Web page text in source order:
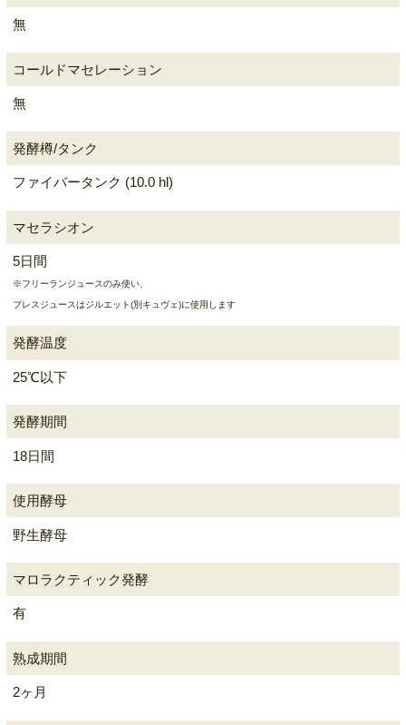
無
コールドマセレーション
無
発酵樽/タンク
ファイバータンク (10.0 hl)
マセラシオン
5日間
※フリーランジュースのみ使い、
プレスジュースはジルエット(別キュヴェ)に使用します
発酵温度
25℃以下
発酵期間
18日間
使用酵母
野生酵母
マロラクティック発酵
有
熟成期間
2ヶ月